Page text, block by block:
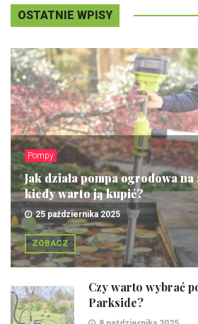
OSTATNIE WPISY
Pompy
Jak działa pompa ogrodowa
kiedy warto ją kupić?
25 października 2025
ZOBACZ
Czy warto wybrać
Parkside?